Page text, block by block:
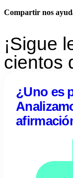
Compartir nos
¡Sigue
cientos
¿Uno es